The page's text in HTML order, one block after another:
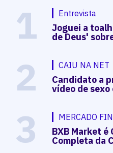
1 Entrevista
Joguei a
de Deus'
2 CAIU NA NET
Candidato a
vídeo de
3 MERCADO
BXB Market
Completa da